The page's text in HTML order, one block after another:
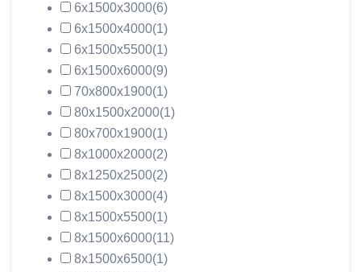
6х1500х3000(6)
6х1500х4000(1)
6х1500х5500(1)
6х1500х6000(9)
70х800х1900(1)
80х1500х2000(1)
80х700х1900(1)
8х1000х2000(2)
8х1250х2500(2)
8х1500х3000(4)
8х1500х5500(1)
8х1500х6000(11)
8х1500х6500(1)